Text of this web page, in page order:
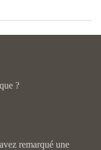
?
remarqué une